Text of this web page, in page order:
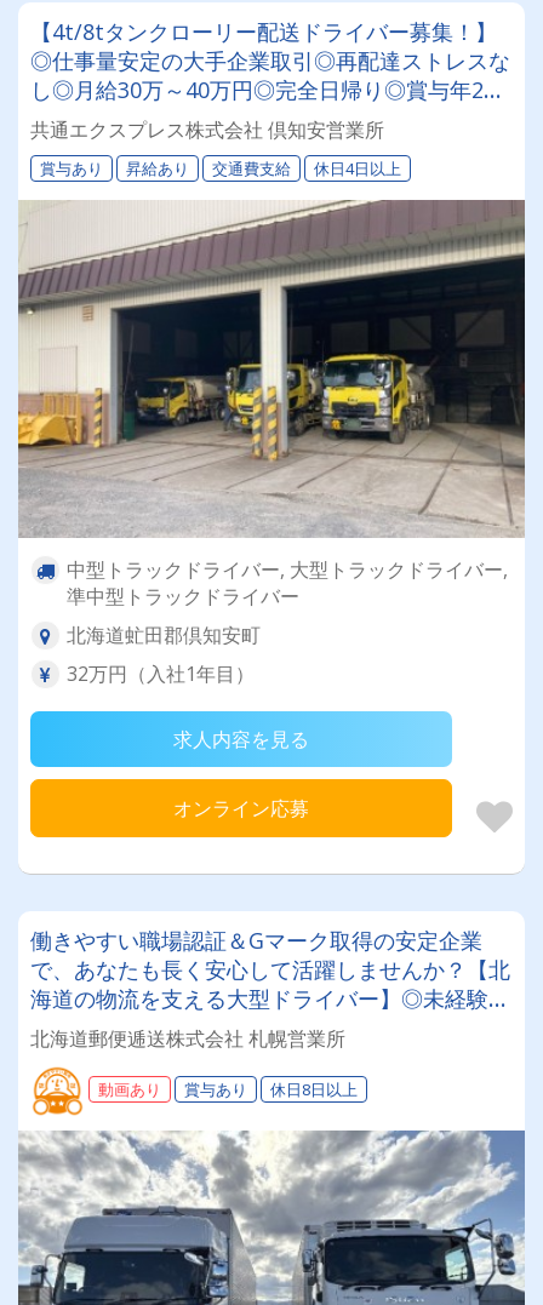
【4t/8tタンクローリー配送ドライバー募集！】
◎仕事量安定の大手企業取引◎再配達ストレスな
し◎月給30万～40万円◎完全日帰り◎賞与年2回
◎60歳以降も長く活躍できる環境です！★研修充
実で未経験の方も安心★
共通エクスプレス株式会社 倶知安営業所
賞与あり 昇給あり 交通費支給 休日4日以上
中型トラックドライバー, 大型トラックドライバー,
準中型トラックドライバー
北海道虻田郡倶知安町
32万円（入社1年目）
求人内容を見る
オンライン応募
働きやすい職場認証＆Gマーク取得の安定企業
で、あなたも長く安心して活躍しませんか？【北
海道の物流を支える大型ドライバー】◎未経験歓
迎◎残業月平均8～9時間◎賞与年3回（昨年度実
績：計4.05ヶ月分）◎カゴ台車メイン
北海道郵便逓送株式会社 札幌営業所
動画あり 賞与あり 休日8日以上